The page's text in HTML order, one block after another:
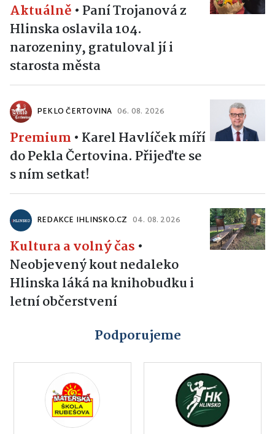
Aktuálně • Paní Trojanová z
Hlinska oslavila 104.
narozeniny, gratuloval jí i
starosta města
PEKLO ČERTOVINA 06. 08. 2026
Premium • Karel Havlíček míří
do Pekla Čertovina. Přijeďte se
s ním setkat!
REDAKCE IHLINSKO.CZ 04. 08. 2026
Kultura a volný čas •
Neobjevený kout nedaleko
Hlinska láká na knihobudku i
letní občerstvení
Podporujeme